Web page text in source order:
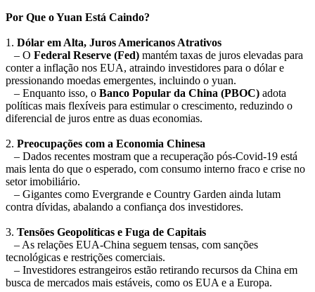
Por Que o Yuan Está Caindo?
1. Dólar em Alta, Juros Americanos Atrativos
– O Federal Reserve (Fed) mantém taxas de juros elevadas para
conter a inflação nos EUA, atraindo investidores para o dólar e
pressionando moedas emergentes, incluindo o yuan.
– Enquanto isso, o Banco Popular da China (PBOC) adota
políticas mais flexíveis para estimular o crescimento, reduzindo o
diferencial de juros entre as duas economias.
2. Preocupações com a Economia Chinesa
– Dados recentes mostram que a recuperação pós-Covid-19 está
mais lenta do que o esperado, com consumo interno fraco e crise no
setor imobiliário.
– Gigantes como Evergrande e Country Garden ainda lutam
contra dívidas, abalando a confiança dos investidores.
3. Tensões Geopolíticas e Fuga de Capitais
– As relações EUA-China seguem tensas, com sanções
tecnológicas e restrições comerciais.
– Investidores estrangeiros estão retirando recursos da China em
busca de mercados mais estáveis, como os EUA e a Europa.